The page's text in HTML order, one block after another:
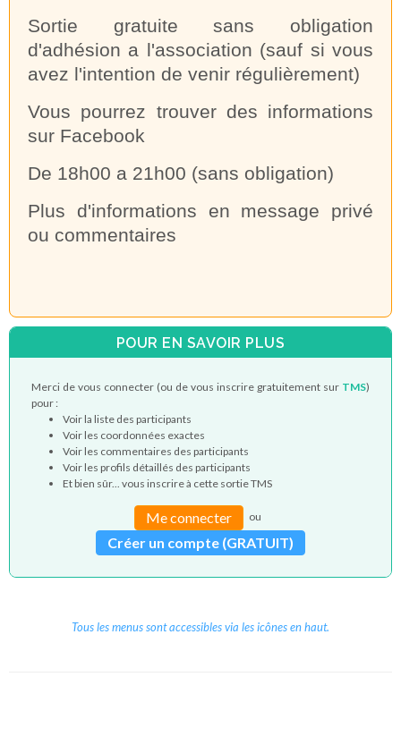
Sortie gratuite sans obligation
d'adhésion a l'association (sauf si vous
avez l'intention de venir régulièrement)
Vous pourrez trouver des informations
sur Facebook
De 18h00 a 21h00 (sans obligation)
Plus d'informations en message privé
ou commentaires
POUR EN SAVOIR PLUS
Merci de vous connecter (ou de vous inscrire gratuitement sur TMS)
pour :
Voir la liste des participants
Voir les coordonnées exactes
Voir les commentaires des participants
Voir les profils détaillés des participants
Et bien sûr... vous inscrire à cette sortie TMS
Me connecter ou
Créer un compte (GRATUIT)
Tous les menus sont accessibles via les icônes en haut.